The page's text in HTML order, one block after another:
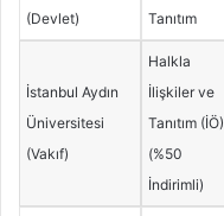
(Devlet)
Tanıtım
İstanbul Aydın
Üniversitesi
(Vakıf)
Halkla
İlişkiler ve
Tanıtım (İÖ)
(%50
İndirimli)